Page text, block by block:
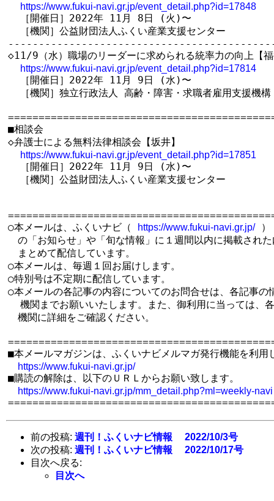
https://www.fukui-navi.gr.jp/event_detail.php?id=17848
  ［開催日］2022年 11月 8日 (火)〜
  ［機関］公益財団法人ふくい産業支援センター
◇11/9（水）職場のリーダーに求められる統率力の向上【
https://www.fukui-navi.gr.jp/event_detail.php?id=17814
  ［開催日］2022年 11月 9日 (水)〜
［機関］独立行政法人 高齢・障害・求職者雇用支援機
■相談会
◇弁護士による無料法律相談会【坂井】
https://www.fukui-navi.gr.jp/event_detail.php?id=17851
  ［開催日］2022年 11月 9日 (水)〜
  ［機関］公益財団法人ふくい産業支援センター
○本メールは、ふくいナビ（
https://www.fukui-navi.gr.jp/ ）
の「お知らせ」や「旬な情報」に１週間以内に掲載され
まとめて配信しています。
○本メールは、毎週１回お届けします。
○特別号は不定期に配信しています。
○本メールの各記事の内容についてのお問合せは、各記事の
機関までお願いいたします。また、御利用に当っては、
機関に詳細をご確認ください。
■本メールマガジンは、ふくいナビメルマガ発行機能を利用
https://www.fukui-navi.gr.jp/
■購読の解除は、以下のＵＲＬからお願い致します。
https://www.fukui-navi.gr.jp/mm_detail.php?ml=weekly-navi
前の投稿: 週刊！ふくいナビ情報 2022/10/3号
次の投稿: 週刊！ふくいナビ情報 2022/10/17号
目次へ戻る:
目次へ